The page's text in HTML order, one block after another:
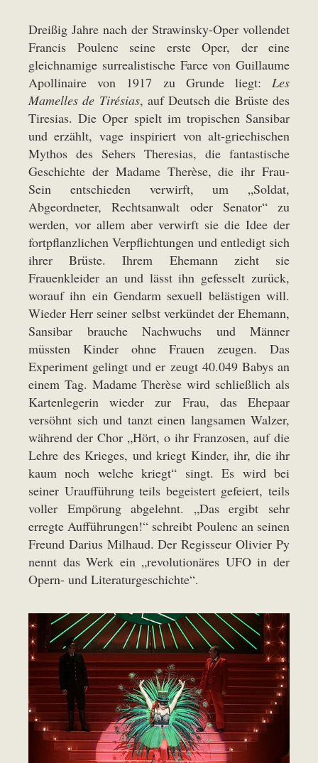
Dreißig Jahre nach der Strawinsky-Oper vollendet
Francis Poulenc seine erste Oper, der eine
gleichnamige surrealistische Farce von Guillaume
Apollinaire von 1917 zu Grunde liegt: Les
Mamelles de Tirésias, auf Deutsch die Brüste des
Tiresias. Die Oper spielt im tropischen Sansibar
und erzählt, vage inspiriert von alt-griechischen
Mythos des Sehers Theresias, die fantastische
Geschichte der Madame Therèse, die ihr Frau-
Sein entschieden verwirft, um „Soldat,
Abgeordneter, Rechtsanwalt oder Senator“ zu
werden, vor allem aber verwirft sie die Idee der
fortpflanzlichen Verpflichtungen und entledigt sich
ihrer Brüste. Ihrem Ehemann zieht sie
Frauenkleider an und lässt ihn gefesselt zurück,
worauf ihn ein Gendarm sexuell belästigen will.
Wieder Herr seiner selbst verkündet der Ehemann,
Sansibar brauche Nachwuchs und Männer
müssten Kinder ohne Frauen zeugen. Das
Experiment gelingt und er zeugt 40.049 Babys an
einem Tag. Madame Therèse wird schließlich als
Kartenlegerin wieder zur Frau, das Ehepaar
versöhnt sich und tanzt einen langsamen Walzer,
während der Chor „Hört, o ihr Franzosen, auf die
Lehre des Krieges, und kriegt Kinder, ihr, die ihr
kaum noch welche kriegt“ singt. Es wird bei
seiner Uraufführung teils begeistert gefeiert, teils
voller Empörung abgelehnt. „Das ergibt sehr
erregte Aufführungen!“ schreibt Poulenc an seinen
Freund Darius Milhaud. Der Regisseur Olivier Py
nennt das Werk ein „revolutionäres UFO in der
Opern- und Literaturgeschichte“.